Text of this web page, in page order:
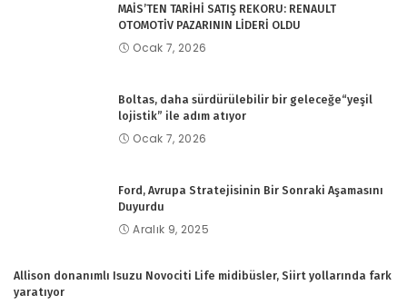
MAİS’TEN TARİHİ SATIŞ REKORU: RENAULT
OTOMOTİV PAZARININ LİDERİ OLDU
Ocak 7, 2026
Boltas, daha sürdürülebilir bir geleceğe“yeşil
lojistik” ile adım atıyor
Ocak 7, 2026
Ford, Avrupa Stratejisinin Bir Sonraki Aşamasını
Duyurdu
Aralık 9, 2025
Allison donanımlı Isuzu Novociti Life midibüsler, Siirt yollarında fark
yaratıyor